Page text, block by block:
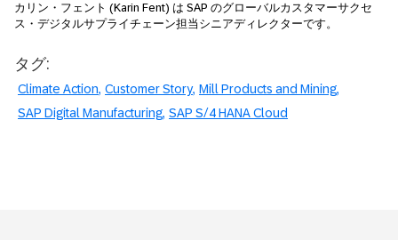
カリン・フェント (Karin Fent) は SAP のグローバルカスタマーサクセ
ス・デジタルサプライチェーン担当シニアディレクターです。
タグ:
Climate Action Customer Story Mill Products and Mining
SAP Digital Manufacturing SAP S/4 HANA Cloud